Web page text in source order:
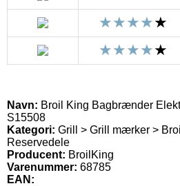
Navn: Broil King Bagbrænder
S15508
Kategori: Grill > Grill mærker >
Reservedele
Producent: BroilKing
Varenummer: 68785
EAN: